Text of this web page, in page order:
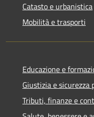
Catasto e urbanistica
Mobilità e trasporti
Educazione e
Giustizia e sicurezza
Tributi, finanze e